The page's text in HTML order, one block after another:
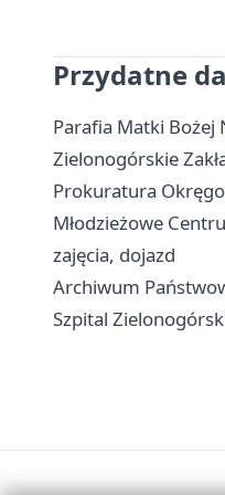
Przydatne
Parafia Matki Bożej
Zielonogórskie
Prokuratura
Młodzieżowe
zajęcia, dojazd
Archiwum
Szpital